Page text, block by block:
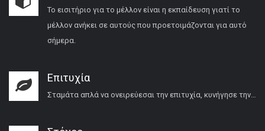
Το εισιτήριο για το μέλλον είναι η εκπαίδευση γιατί το
μέλλον ανήκει σε αυτούς που προετοιμάζονται για αυτό
σήμερα.
Επιτυχία
Σταμάτα απλά να ονειρεύεσαι την επιτυχία, κυνήγησε την…